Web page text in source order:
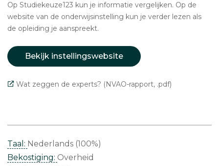
Op Studiekeuze123 kun je informatie vergelijken. Op de
website van de onderwijsinstelling kun je verder lezen als
de opleiding je aanspreekt.
Bekijk instellingswebsite
Wat zeggen de experts? (NVAO-rapport, .pdf)
Taal: Nederlands (100%)
Bekostiging: Overheid